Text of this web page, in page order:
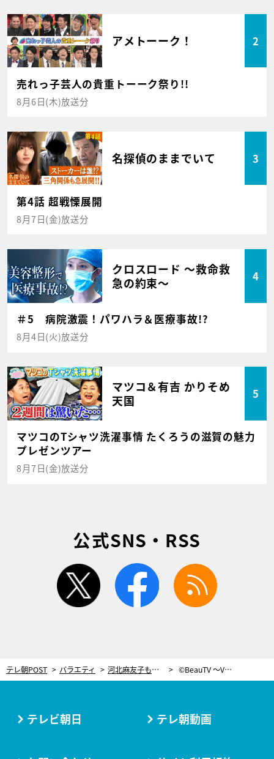
アメトーーク！ 2
売れっ子芸人の貴重トーーク祭り!!
8月6日(木)放送分
名探偵のままでいて 3
第4話 超戦慄展開
8月7日(金)放送分
クロスロード ～救命救
急の約束～
4
＃5 病院激震！パワハラ＆医療事故!?
8月4日(火)放送分
マツコ＆有吉 かりそめ
天国
5
マツコのTシャツ洗濯事情 たくろうの滋賀の魅力
プレゼンツアー
8月7日(金)放送分
公式SNS・RSS
twitter facebook
テレ朝POST バラエティ 河北麻友子も「無駄がない」と絶賛！ほうれい線の保湿は“爪の横で塗り込む” ©BeauTV ～VOCE
テレビ朝日 テレ朝動画